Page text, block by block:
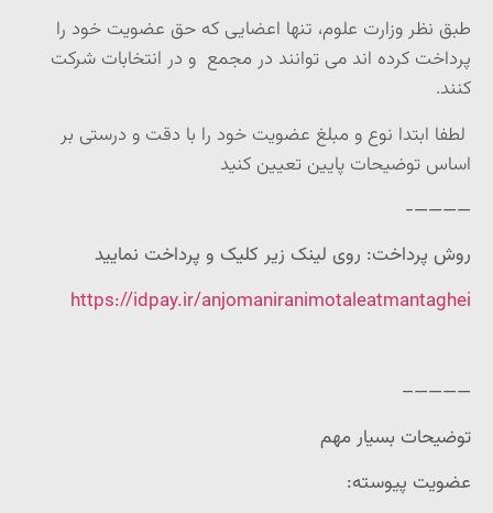
طبق نظر وزارت علوم، تنها اعضایی که حق عضویت خود را
پرداخت کرده اند می توانند در مجمع و در انتخابات شرکت
کنند.
لطفا ابتدا نوع و مبلغ عضویت خود را با دقت و درستی بر
اساس توضیحات پایین تعیین کنید
————-
روش پرداخت: روی لینک زیر کلیک و پرداخت نمایید
https://idpay.ir/anjomaniranimotaleatmantaghei
————–
توضیحات بسیار مهم
عضویت پیوسته: